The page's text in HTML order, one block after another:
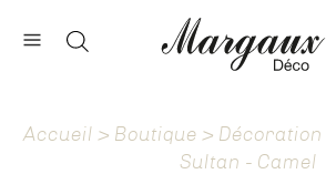
Nos marques
À propos
Accueil > Boutique > Décoration
Sultan - Camel